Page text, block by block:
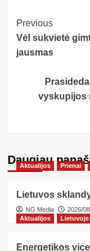
Post
Previous
Vėl sukvietė
jausmas
vyskupijos
Daugiau
Aktualijos Prienai
Lietuvos
NG Media
2026/
Aktualijos
Lietuvoje
Energetikos